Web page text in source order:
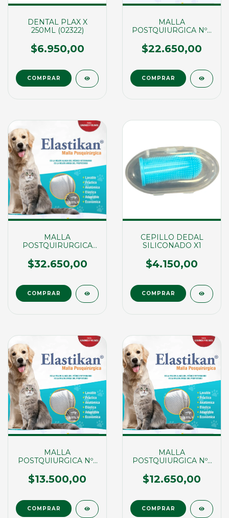
DENTAL PLAX X
250ML (02322)
$6.950,00
MALLA
POSTQUIURGICA Nº4
$22.650,00
MALLA
POSTQUIRURGICA
$32.650,00
CEPILLO DEDAL
SILICONADO X1
$4.150,00
MALLA
POSTQUIURGICA Nº3
$13.500,00
MALLA
POSTQUIURGICA Nº2
$12.650,00